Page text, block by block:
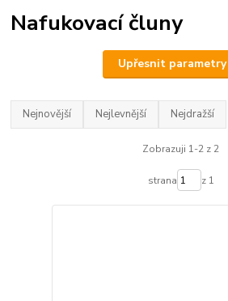
Nafukovací čluny
Upřesnit parametry
Nejnovější Nejlevnější Nejdražší
Zobrazuji 1-2 z 2
strana z 1